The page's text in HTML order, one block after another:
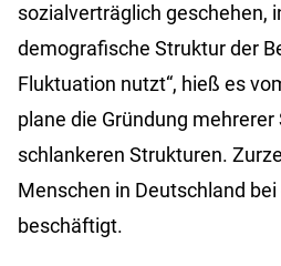
sozialverträglich geschehen,
demografische Struktur der
Fluktuation nutzt“, hieß es
plane die Gründung
schlankeren Strukturen.
Menschen in Deutschland
beschäftigt.